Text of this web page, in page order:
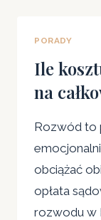
PORADY
Ile
na
Rozwód to
obciążać
opłata
rozwodu w